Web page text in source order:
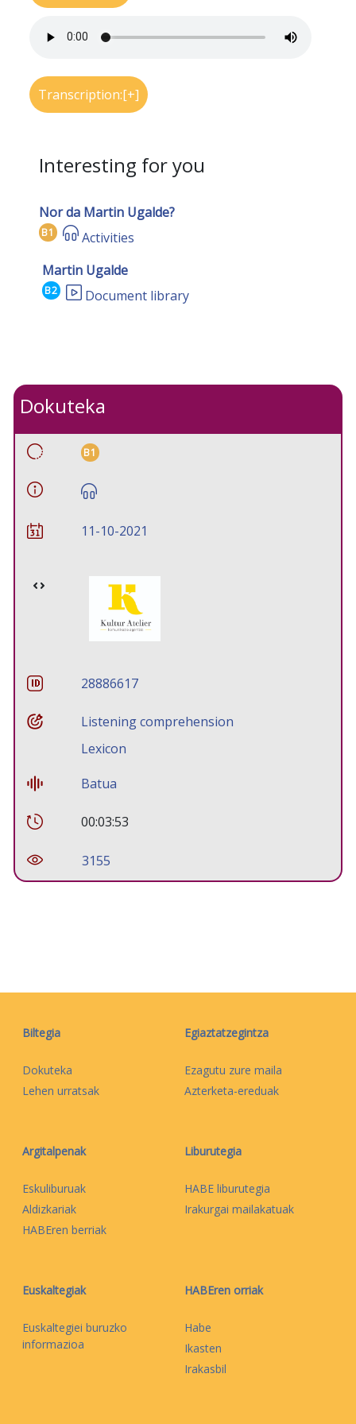
Transcription:[+]
Interesting for you
Nor da Martin Ugalde?
B1
Activities
Martin Ugalde
B2 Document library
Dokuteka
B1
11-10-2021
28886617
Listening comprehension
Lexicon
Batua
00:03:53
3155
Biltegia
Dokuteka
Lehen urratsak
Egiaztatzegintza
Ezagutu zure maila
Azterketa-ereduak
Argitalpenak
Eskuliburuak
Aldizkariak
HABEren berriak
Liburutegia
HABE liburutegia
Irakurgai mailakatuak
Euskaltegiak
Euskaltegiei buruzko
informazioa
HABEren orriak
Habe
Ikasten
Irakasbil